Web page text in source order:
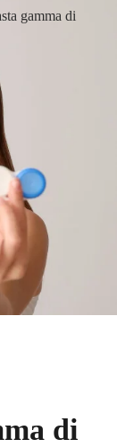
gamma di
di